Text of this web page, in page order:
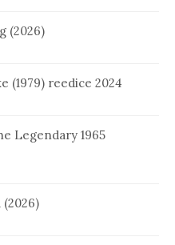
(2026)
(1979) reedice 2024
Legendary 1965